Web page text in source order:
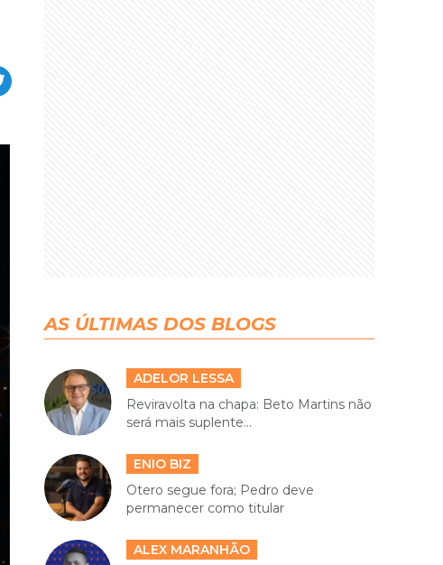
AS ÚLTIMAS DOS BLOGS
ADELOR LESSA
Reviravolta na chapa: Beto Martins não
será mais suplente...
ENIO BIZ
Otero segue fora; Pedro deve
permanecer como titular
ALEX MARANHÃO